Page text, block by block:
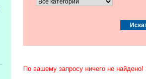
По вашему запросу ничего не найдено!